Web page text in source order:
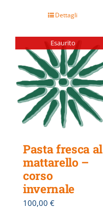
Dettagli
Esaurito
Pasta fresca al
mattarello –
corso
invernale
100,00 €